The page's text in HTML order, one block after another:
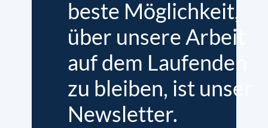
beste Möglichkeit,
über unsere Arbeit
auf dem Laufenden
zu bleiben, ist unser
Newsletter.